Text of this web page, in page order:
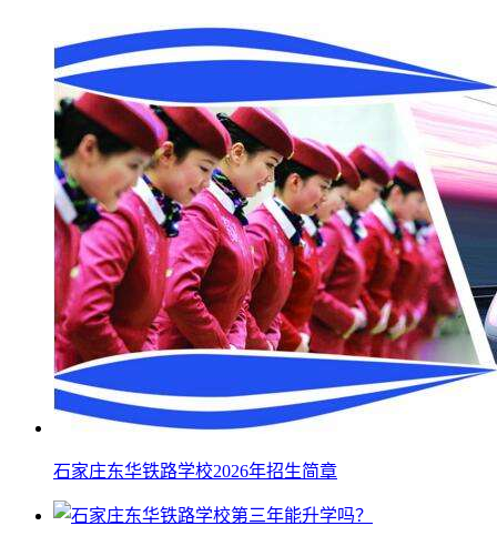
石家庄东华铁路学校2026年招生简章